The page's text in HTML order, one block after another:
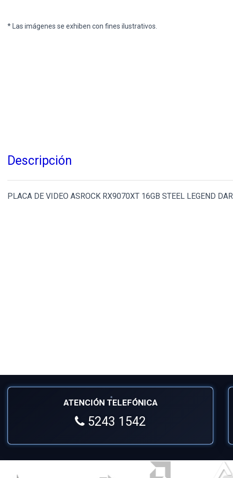
* Las imágenes se exhiben con fines ilustrativos.
Descripción
PLACA DE VIDEO ASROCK RX9070XT 16GB STEEL LEGEND
ATENCIÓN TELEFÓNICA
5243 1542